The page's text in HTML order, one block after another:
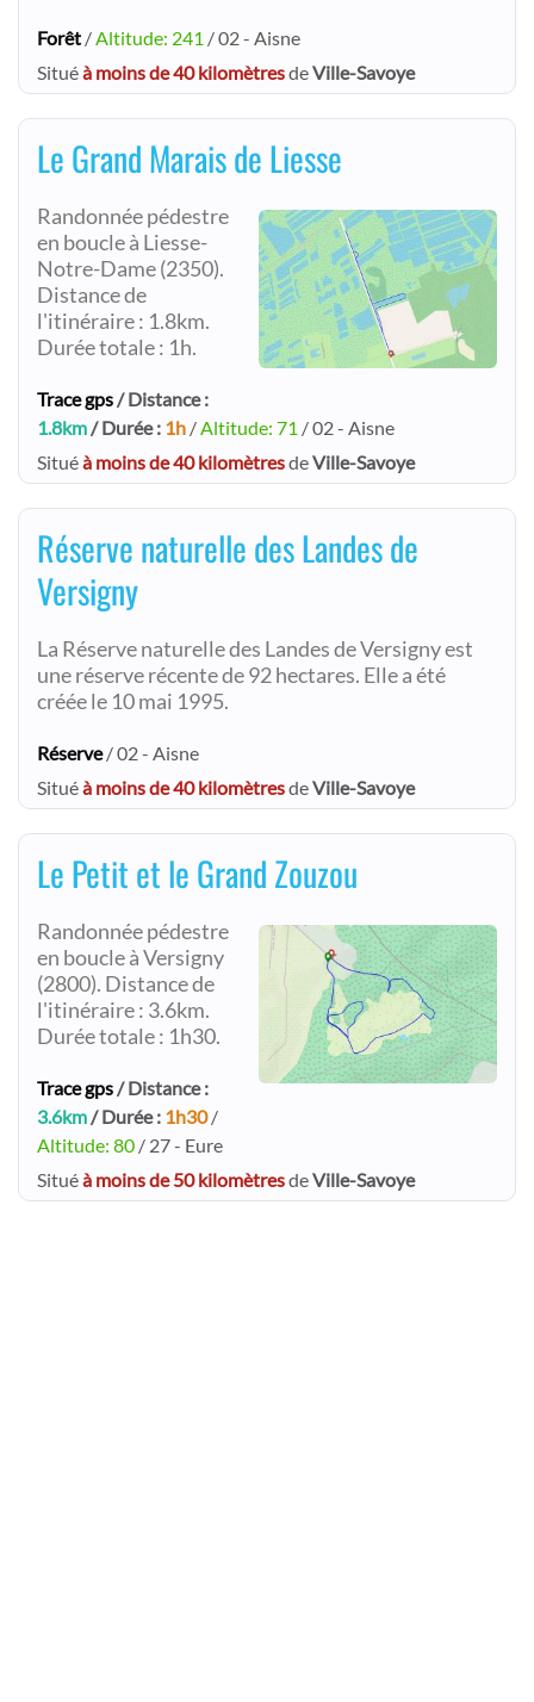
Forêt /Altitude: 241 / 02 - Aisne
Situéà moins de 40 kilomètresdeVille-Savoye
Le Grand Marais de Liesse
Randonnée pédestre
en boucle à Liesse-
Notre-Dame (2350).
Distance de
l'itinéraire : 1.8km.
Durée totale : 1h.
Trace gps/ Distance :
1.8km/ Durée : 1h /Altitude: 71 / 02 - Aisne
Situéà moins de 40 kilomètresdeVille-Savoye
Réserve naturelle des Landes de
Versigny
La Réserve naturelle des Landes de Versigny est
une réserve récente de 92 hectares. Elle a été
créée le 10 mai 1995.
Réserve/ 02 - Aisne
Situéà moins de 40 kilomètresdeVille-Savoye
Le Petit et le Grand Zouzou
Randonnée pédestre
en boucle à Versigny
(2800). Distance de
l'itinéraire : 3.6km.
Durée totale : 1h30.
Trace gps/ Distance :
3.6km/ Durée : 1h30/
Altitude: 80 / 27 - Eure
Situéà moins de 50 kilomètresdeVille-Savoye